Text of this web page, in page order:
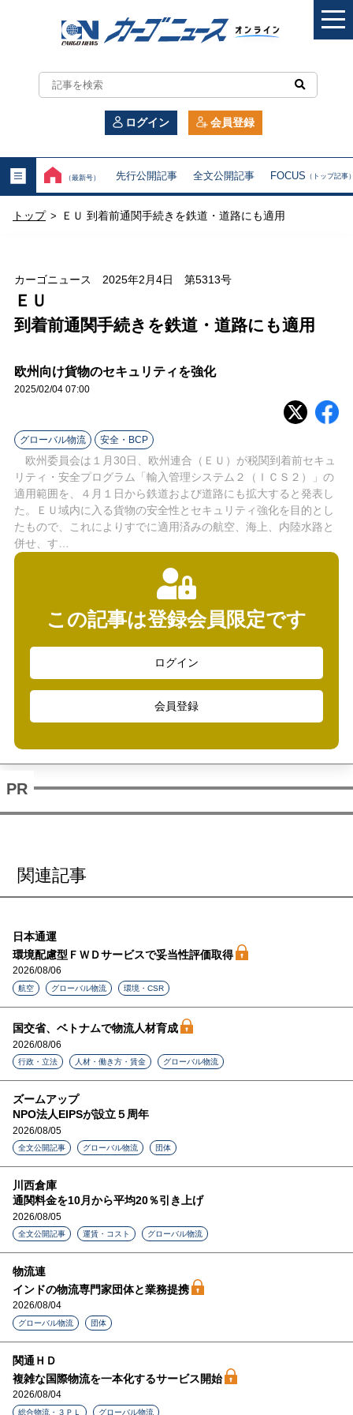
カ
ー
ニ
ュ
ン
ラ
イ
ン
ログイン 会員登録
（最新号） 先行公開記事 全文公開記事 FOCUS （トップ記事
トップ > ＥＵ 到着前通関手続きを鉄道・道路にも適用
カーゴニュース 2025年2月4日 第5313号
ＥＵ
到着前通関手続きを鉄道・道路にも適用
欧州向け貨物のセキュリティを強化
2025/02/04 07:00
グローバル物流 安全・BCP
欧州委員会は１月30日、欧州連合（ＥＵ）が税関到着前セキュ
リティ・安全プログラム「輸入管理システム２（ＩＣＳ２）」の
適用範囲を、４月１日から鉄道および道路にも拡大すると発表し
た。ＥＵ域内に入る貨物の安全性とセキュリティ強化を目的とし
たもので、これによりすでに適用済みの航空、海上、内陸水路と
併せ、す…
この記事は登録会員限定です
ログイン
会員登録
関連記事
日本通運
環境配慮型ＦＷＤサービスで妥当性評価取得
2026/08/06
航空 グローバル物流 環境・CSR
国交省、ベトナムで物流人材育成
2026/08/06
行政・立法 人材・働き方・賃金 グローバル物流
ズームアップ
NPO法人EIPSが設立５周年
2026/08/05
全文公開記事 グローバル物流 団体
川西倉庫
通関料金を10月から平均20％引き上げ
2026/08/05
全文公開記事 運賃・コスト グローバル物流
物流連
インドの物流専門家団体と業務提携
2026/08/04
グローバル物流 団体
関通ＨＤ
複雑な国際物流を一本化するサービス開始
2026/08/04
総合物流・３ＰＬ グローバル物流